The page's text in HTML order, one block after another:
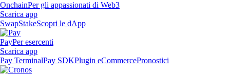
OnchainPer gli appassionati di Web3
Scarica app
SwapStakeScopri le dApp
PayPer esercenti
Scarica app
Pay TerminalPay SDKPlugin eCommercePronostici